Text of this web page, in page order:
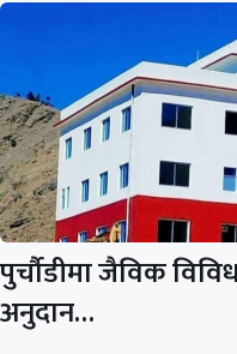
पुर्चौडीमा जैविक
अनुदान…